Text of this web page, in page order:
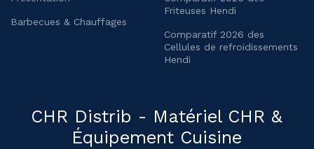
Barbecues & Chauffages
Friteuses Hendi
Comparatif 2026 des
Cellules de refroidissements
Hendi
CHR Distrib - Matériel CHR &
Équipement Cuisine